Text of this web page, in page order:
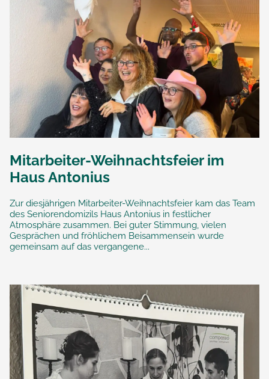
Mitarbeiter-Weihnachtsfeier im
Haus Antonius
Zur diesjährigen Mitarbeiter-Weihnachtsfeier kam das Team
des Seniorendomizils Haus Antonius in festlicher
Atmosphäre zusammen. Bei guter Stimmung, vielen
Gesprächen und fröhlichem Beisammensein wurde
gemeinsam auf das vergangene...